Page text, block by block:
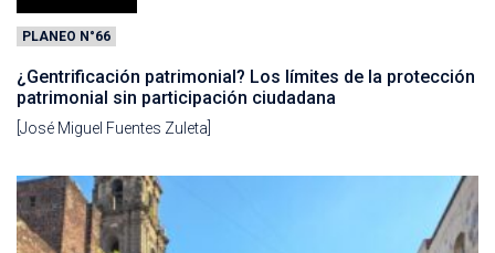
PLANEO N°66
¿Gentrificación patrimonial? Los límites de la protección
patrimonial sin participación ciudadana
[José Miguel Fuentes Zuleta]